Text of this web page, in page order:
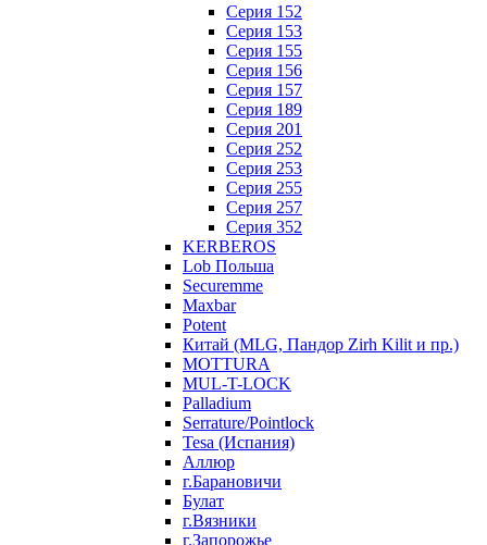
Серия 152
Серия 153
Серия 155
Серия 156
Серия 157
Серия 189
Серия 201
Серия 252
Серия 253
Серия 255
Серия 257
Серия 352
KERBEROS
Lob Польша
Securemme
Maxbar
Potent
Китай (MLG, Пандор Zirh Kilit и пр.)
MOTTURA
MUL-T-LOCK
Palladium
Serrature/Pointlock
Tesa (Испания)
Аллюр
г.Барановичи
Булат
г.Вязники
г.Запорожье